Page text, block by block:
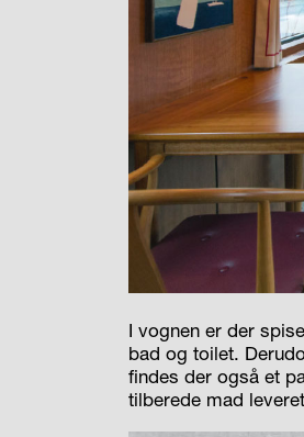
I vognen er der
bad og toilet.
findes der også et
tilberede mad